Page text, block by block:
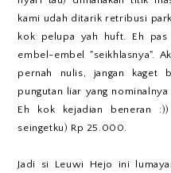
kami udah ditarik retribusi
kok pelupa yah huft. Eh
embel-embel "seikhlasnya".
pernah nulis, jangan kaget
pungutan liar yang nominalnya
Eh kok kejadian beneran
seingetku) Rp 25.000.
Jadi si Leuwi Hejo ini